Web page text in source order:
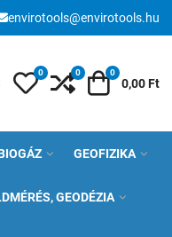
envirotools@envirotools.hu
Kívánságlista
0 Összehasonlítás
0 Kosár
0
0,00 Ft
GEOFIZIKA
GEODÉZIA